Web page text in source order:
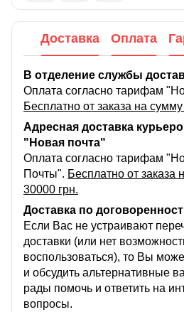
Доставка Оплата
В отделение службы
Оплата согласно тарифам
Бесплатно от заказа на
Адресная доставка
"Новая почта"
Оплата согласно тарифам
Почты". Бесплатно от заказа
30000 грн.
Доставка по
Если Вас не устраивают
доставки (или нет
воспользоваться), то Вы
и обсудить альтернативные
рады помочь и ответить на
вопросы.